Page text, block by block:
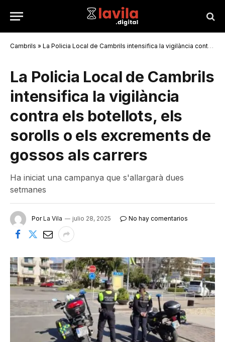
Cambrils » La Policia Local de Cambrils intensifica la vigilància contra els botellots, els sorolls o els excrements de gossos als carrers
La Policia Local de Cambrils
intensifica la vigilància
contra els botellots, els
sorolls o els excrements de
gossos als carrers
Ha iniciat una campanya que s'allargarà dues
setmanes
Por La Vila julio 28, 2025 No hay comentarios